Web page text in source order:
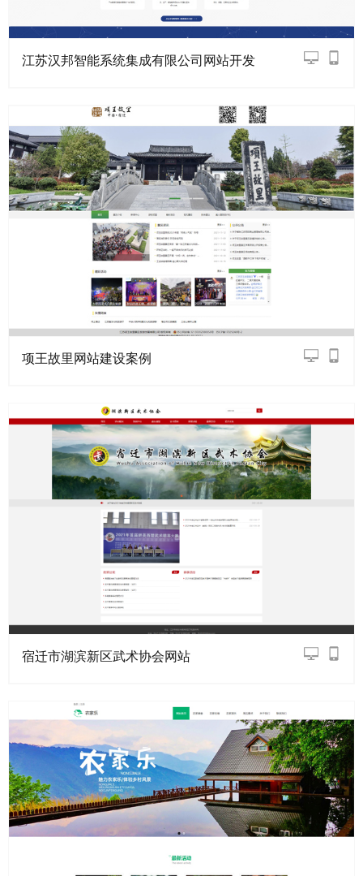
江苏汉邦智能系统集成有限公司网站开发
项王故里网站建设案例
宿迁市湖滨新区武术协会网站